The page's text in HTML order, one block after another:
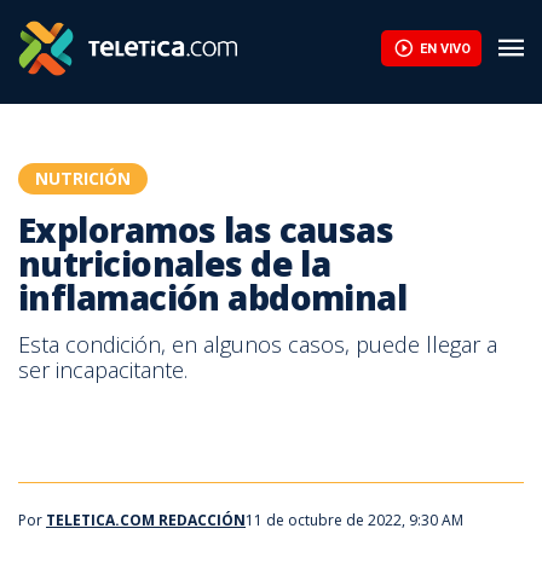
EN VIVO
NUTRICIÓN
Exploramos las causas
nutricionales de la
inflamación abdominal
Esta condición, en algunos casos, puede llegar a
ser incapacitante.
Por TELETICA.COM REDACCIÓN11 de octubre de 2022, 9:30 AM